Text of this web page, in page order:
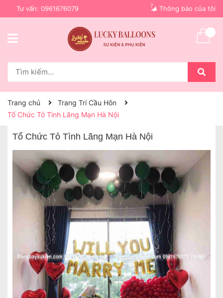
Tư vấn: 0961676079 Thông báo của tôi
7
Trang chủ
Trang Trí Cầu Hôn
Tổ Chức Tỏ Tình Lãng Mạn Hà Nội
Tổ Chức Tỏ Tình Lãng Mạn Hà Nội